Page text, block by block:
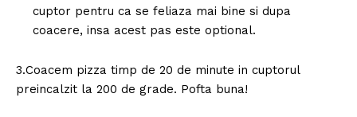
cuptor pentru ca se feliaza mai bine si dupa
coacere, insa acest pas este optional.
3.Coacem pizza timp de 20 de minute in cuptorul
preincalzit la 200 de grade. Pofta buna!